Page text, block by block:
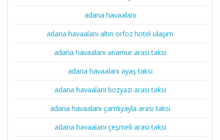
adana havaalanı
adana havaalanı altın orfoz hotel ulaşım
adana havaalanı anamur arası taksi
adana havaalanı ayaş taksi
adana havaalanı bozyazı arası taksi
adana havaalanı çamlıyayla arası taksi
adana havaalanı çeşmeli arası taksi